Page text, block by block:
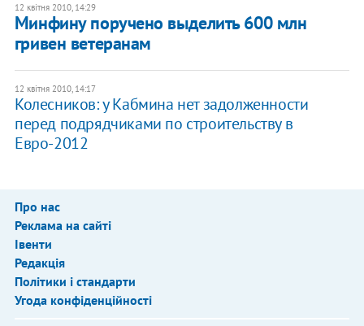
12 квітня 2010, 14:29
Минфину поручено выделить 600 млн
гривен ветеранам
12 квітня 2010, 14:17
Колесников: у Кабмина нет задолженности
перед подрядчиками по строительству в
Евро-2012
Про нас
Реклама на сайті
Івенти
Редакція
Політики і стандарти
Угода конфіденційності